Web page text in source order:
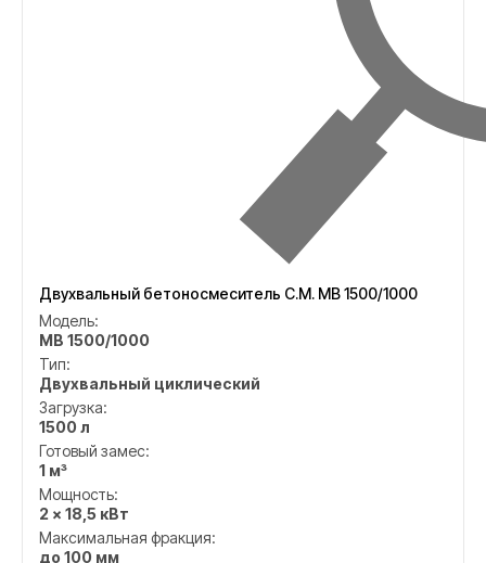
Двухвальный бетоносмеситель C.M. MB 1500/1000
Модель:
MB 1500/1000
Тип:
Двухвальный циклический
Загрузка:
1500 л
Готовый замес:
1 м³
Мощность:
2 × 18,5 кВт
Максимальная фракция:
до 100 мм